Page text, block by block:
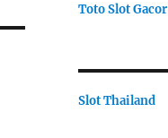
Toto Slot Gacor
Slot Thailand